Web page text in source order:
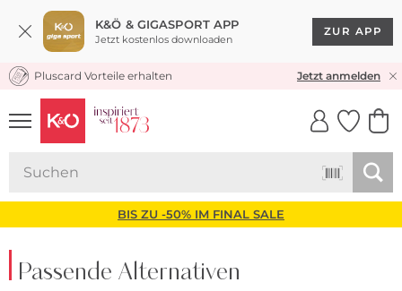
K&Ö & GIGASPORT APP
Jetzt kostenlos downloaden
ZUR APP
KOSTENLOSER VERSAND* & RÜCKVERSAND
Pluscard Vorteile erhalten Jetzt anmelden
UNSERE APP
CLICK &
BIS ZU -50% IM FINAL SALE
Passende Alternativen